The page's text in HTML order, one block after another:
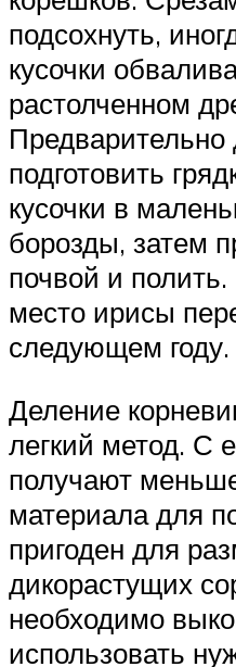
подсохнуть,
кусочки
растолченном
подготовить
кусочки в
борозды, затем
почвой и
место ирисы
следующем году.
Деление
легкий метод. С
получают
материала для
пригоден для
дикорастущих
необходимо
использовать